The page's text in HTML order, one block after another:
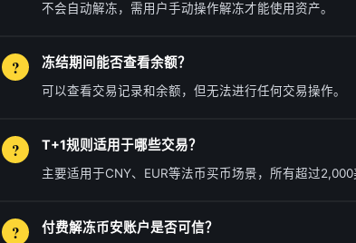
不会自动解冻，需用户手动操作解冻才能使用资产。
冻结期间能否查看余额？
可以查看交易记录和余额，但无法进行任何交易操作。
T+1规则适用于哪些交易？
主要适用于CNY、EUR等法币买币场景，所有超过
付费解冻币安账户是否可信？